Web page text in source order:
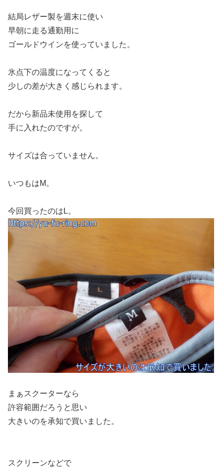
結局レザー製を週末に使い
早朝に走る通勤用に
ゴールドウインを使っていました。
氷点下の温度になってくると
少しの差が大きく感じられます。
だから新品未使用を探して
手に入れたのですが。
サイズは合っていません。
いつもはM。
今回買ったのはL。
まぁスクーターなら
許容範囲だろうと思い
大きいのを承知で買いました。
スクリーンなどで